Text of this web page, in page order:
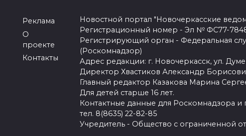
Реклама
О
проекте
Контакты
Новостной портал "Новочеркасские
Регистрационный номер - Эл № ФС77-
Регистрирующий орган - Федеральная
(Роскомнадзор)
Адрес редакции: г. Новочеркасск, ул.
Директор Хвастиков Александр
Главный редактор Казакова Марина
Для детей старше 16 лет.
Контактные данные для Роскомнадзора и
тел. 8(8635) 22-82-85
Учредитель - Общество с ограниченной